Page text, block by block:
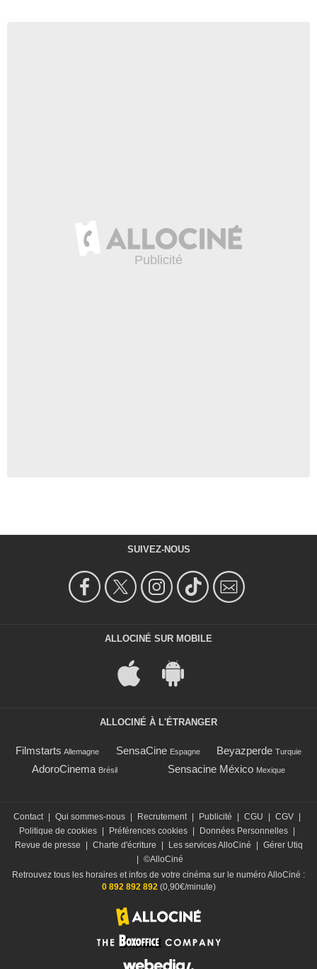
SUIVEZ-NOUS
ALLOCINÉ SUR MOBILE
ALLOCINÉ À L'ÉTRANGER
Filmstarts Allemagne SensaCine Espagne Beyazperde Turquie
AdoroCinema Brésil Sensacine México Mexique
Contact | Qui sommes-nous | Recrutement | Publicité | CGU | CGV |
Politique de cookies | Préférences cookies | Données Personnelles |
Revue de presse
| Charte d'écriture | Les services AlloCiné | Gérer Utiq
| ©AlloCiné
Retrouvez tous les horaires et infos de votre cinéma sur le numéro AlloCiné :
0 892 892 892(0,90€/minute)